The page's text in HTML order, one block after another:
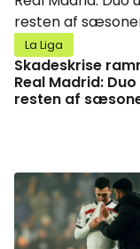
La Liga
Skadeskrise
Real Madrid:
resten af